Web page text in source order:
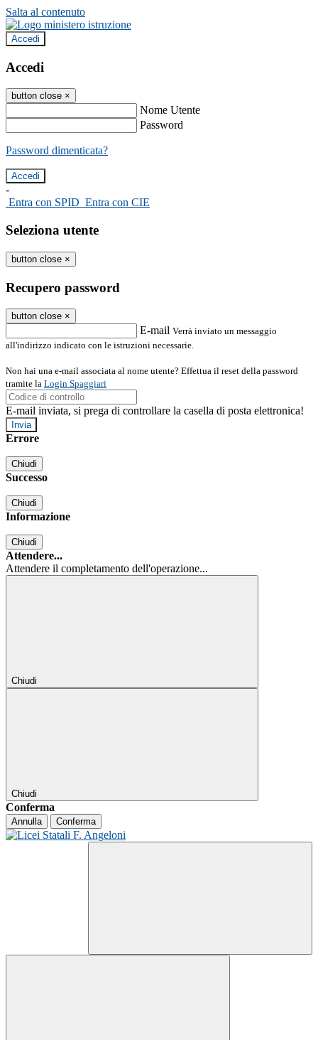
Salta al contenuto
Accedi
Accedi
button close ×
Nome Utente
Password
Password dimenticata?
-
Entra con SPID Entra con CIE
Seleziona utente
button close ×
Recupero password
button close ×
E-mail Verrà inviato un messaggio
all'indirizzo indicato con le istruzioni necessarie.
Non hai una e-mail associata al nome utente? Effettua il reset della password
tramite la Login Spaggiari
E-mail inviata, si prega di controllare la casella di posta elettronica!
Errore
Chiudi
Successo
Chiudi
Informazione
Chiudi
Attendere...
Attendere il completamento dell'operazione...
Chiudi
Chiudi
Conferma
Annulla Conferma